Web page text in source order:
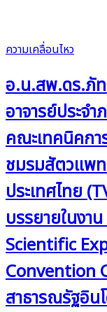
ความเคลื่อนไหว
อ.น.สพ.ดร.ภั
อาจารย์ประจ
คณะเทคนิคกา
ชมรมสัตวแพ
ประเทศไทย
บรรยายในงา
Scientific
Convention
สาธารณรัฐอิน